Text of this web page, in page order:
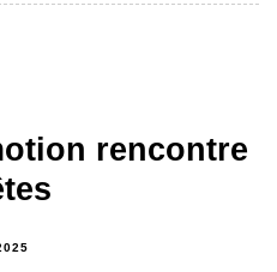
rencontre